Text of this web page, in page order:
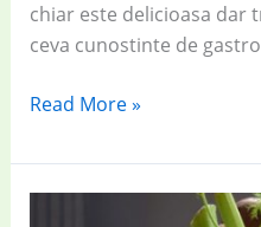
chiar este delicioasa dar
ceva cunostinte de
Mâncare
de
post:
Read More »